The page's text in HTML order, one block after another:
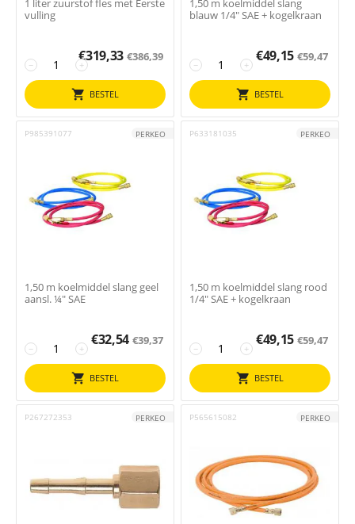
1 liter zuurstof fles met Eerste
vulling
+
−
€319,33 €386,39
BESTEL
1,50 m koelmiddel slang
blauw 1/4" SAE + kogelkraan
+
−
€49,15 €59,47
BESTEL
P985391077 PERKEO
1,50 m koelmiddel slang geel
aansl. ¼" SAE
+
−
€32,54 €39,37
BESTEL
P633181035 PERKEO
1,50 m koelmiddel slang rood
1/4" SAE + kogelkraan
+
−
€49,15 €59,47
BESTEL
P267272353 PERKEO P565615082 PERKEO